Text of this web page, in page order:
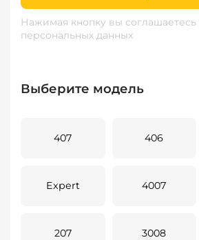
Нажимая кнопку вы соглашаетесь
персональных данных
Выберите модель
407 406
Expert 4007
207 3008